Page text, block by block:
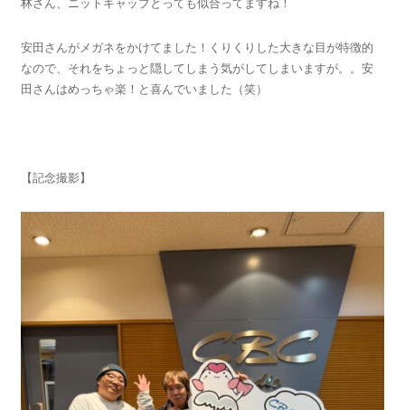
林さん、ニットキャップとっても似合ってますね！
安田さんがメガネをかけてました！くりくりした大きな目が特徴的
なので、それをちょっと隠してしまう気がしてしまいますが。。安
田さんはめっちゃ楽！と喜んでいました（笑）
【記念撮影】